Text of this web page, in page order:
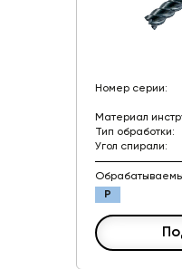
Номер серии:
Материал
Тип обработки:
Угол спирали:
P